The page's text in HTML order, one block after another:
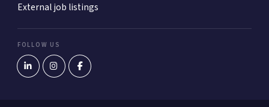
External job listings
FOLLOW US